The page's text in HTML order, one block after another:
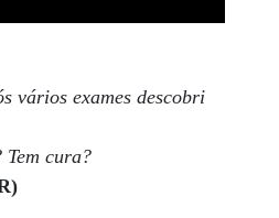
vários exames descobri
Tem cura?